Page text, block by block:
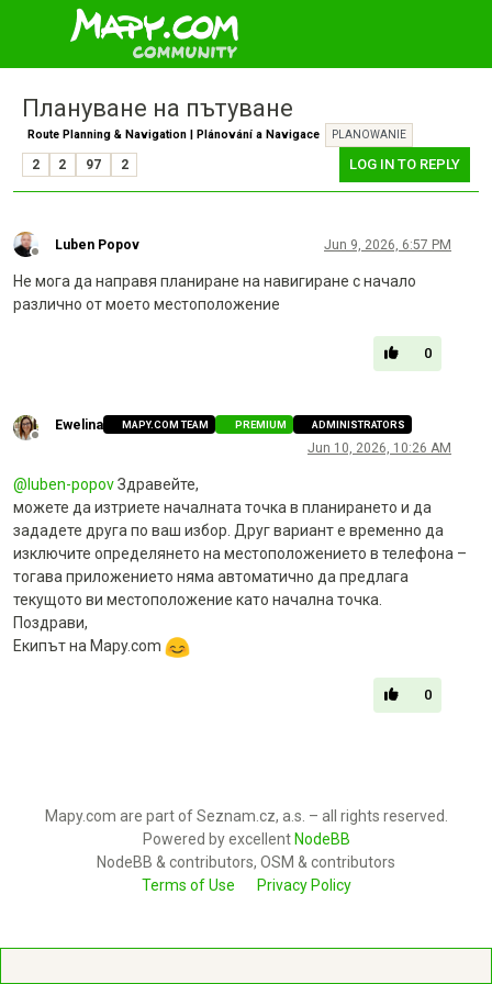
Плануване на пътуване
Route Planning & Navigation | Plánování a Navigace PLANOWANIE
2 2 97 2 LOG IN TO REPLY
Offline
Luben Popov Jun 9, 2026, 6:57 PM
Не мога да направя планиране на навигиране с начало
различно от моето местоположение
0
Offline
Ewelina MAPY.COM TEAM PREMIUM ADMINISTRATORS
Jun 10, 2026, 10:26 AM
@ luben-popovЗдравейте,
можете да изтриете началната точка в планирането и да
зададете друга по ваш избор. Друг вариант е временно да
изключите определянето на местоположението в телефона –
тогава приложението няма автоматично да предлага
текущото ви местоположение като начална точка.
Поздрави,
Екипът на Mapy.com
0
Mapy.com are part of Seznam.cz, a.s. – all rights reserved.
Powered by excellentNodeBB
NodeBB & contributors, OSM & contributors
Terms of Use
Privacy Policy